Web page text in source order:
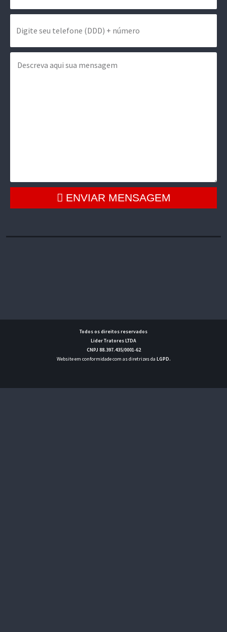
ENVIAR MENSAGEM
Todos os direitos reservados
Lider Tratores LTDA
CNPJ 88.397.435/0001-62
Website em conformidade com as diretrizes da LGPD.